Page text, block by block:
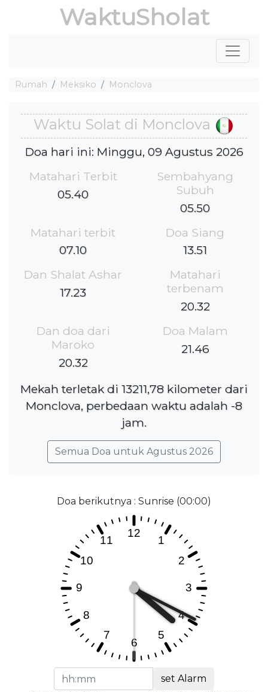
WaktuSholat
Rumah Meksiko Monclova
Waktu Solat di Monclova
Doa hari ini: Minggu, 09 Agustus 2026
Matahari Terbit
05.40
Sembahyang
Subuh
05.50
Matahari terbit
07.10
Doa Siang
13.51
Dan Shalat Ashar
17.23
Matahari
terbenam
20.32
Dan doa dari
Maroko
20.32
Doa Malam
21.46
Mekah terletak di 13211,78 kilometer dari
Monclova, perbedaan waktu adalah -8
jam.
Semua Doa untuk Agustus 2026
Doa berikutnya : Sunrise (00:00)
set Alarm